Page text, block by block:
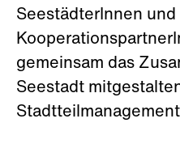
SeestädterInnen und
gemeinsam das
Seestadt